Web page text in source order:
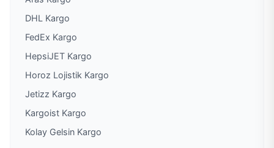
PTT Kargo Hükümet Konağı Şubesi
PTT Kargo Işıklar Acenteliği
PTT Kargo İskenderli Şubesi
DHL Kargo
FedEx Kargo
HepsiJET Kargo
Horoz Lojistik Kargo
Jetizz Kargo
Kargoist Kargo
Kolay Gelsin Kargo